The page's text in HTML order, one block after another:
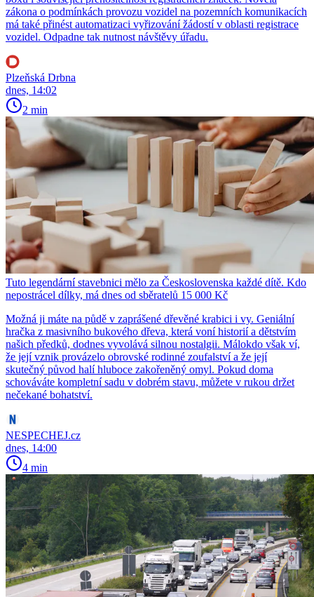
zákona o podmínkách provozu vozidel na pozemních komunikacích
má také přinést automatizaci vyřizování žádostí v oblasti registrace
vozidel. Odpadne tak nutnost návštěvy úřadu.
Plzeňská Drbna
dnes, 14:02
2 min
Tuto legendární stavebnici mělo za Československa každé dítě. Kdo
nepostrácel dílky, má dnes od sběratelů 15 000 Kč
Možná ji máte na půdě v zaprášené dřevěné krabici i vy. Geniální
hračka z masivního bukového dřeva, která voní historií a dětstvím
našich předků, dodnes vyvolává silnou nostalgii. Málokdo však ví,
že její vznik provázelo obrovské rodinné zoufalství a že její
skutečný původ halí hluboce zakořeněný omyl. Pokud doma
schováváte kompletní sadu v dobrém stavu, můžete v rukou držet
nečekané bohatství.
NESPECHEJ.cz
dnes, 14:00
4 min